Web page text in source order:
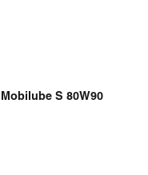
Mobilube S 80W90